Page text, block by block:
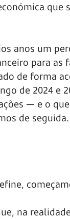
que
anos um
para as
de forma
de 2024 e
— e o
de seguida.
na